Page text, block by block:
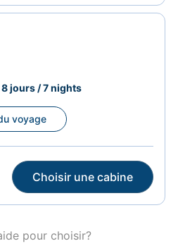
8 jours / 7 nights
voyage
Choisir une cabine
pour choisir?